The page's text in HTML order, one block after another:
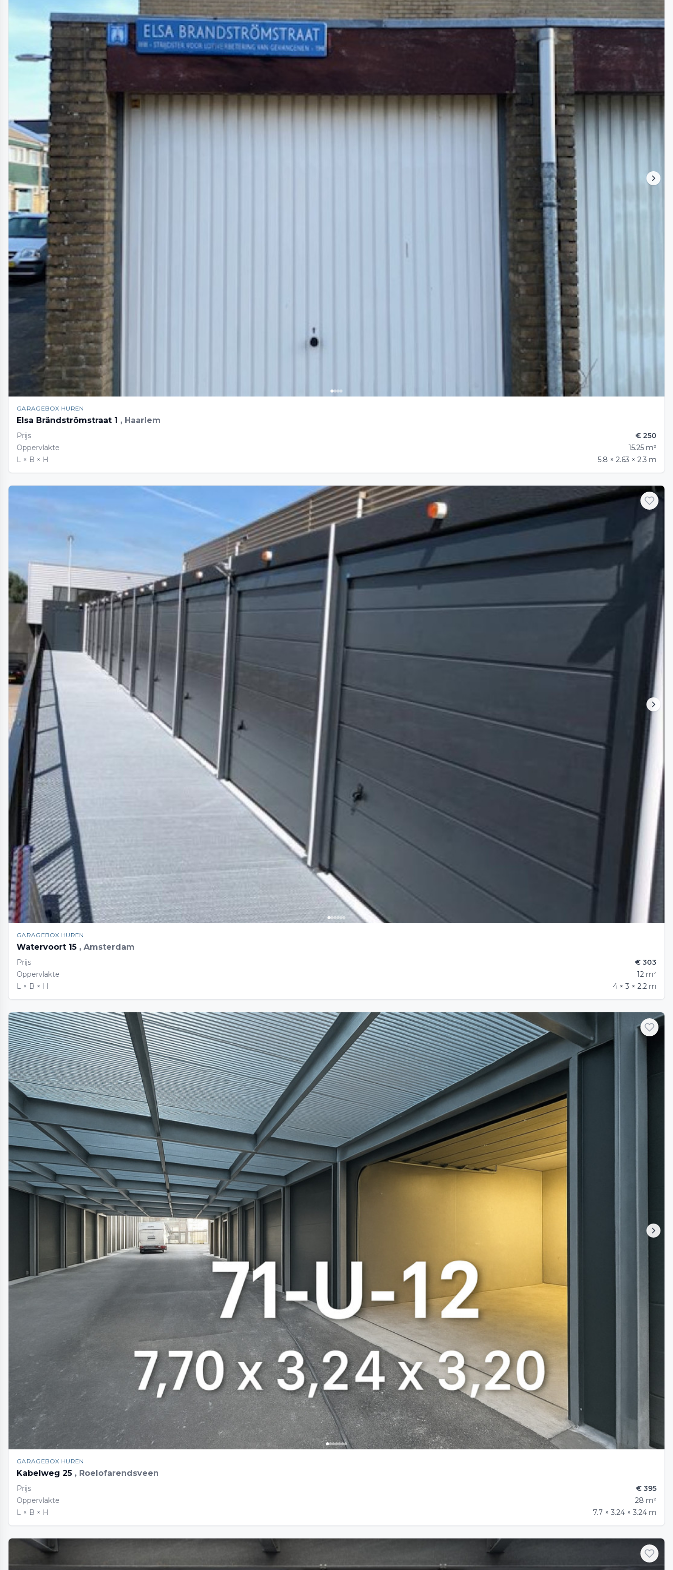
GARAGEBOX HUREN
Elsa Brändströmstraat 1 , Haarlem
Prijs
€ 250
Oppervlakte
15.25 m²
L × B × H
5.8 × 2.63 × 2.3 m
GARAGEBOX HUREN
Watervoort 15 , Amsterdam
Prijs
€ 303
Oppervlakte
12 m²
L × B × H
4 × 3 × 2.2 m
GARAGEBOX HUREN
Kabelweg 25 , Roelofarendsveen
Prijs
€ 395
Oppervlakte
28 m²
L × B × H
7.7 × 3.24 × 3.24 m